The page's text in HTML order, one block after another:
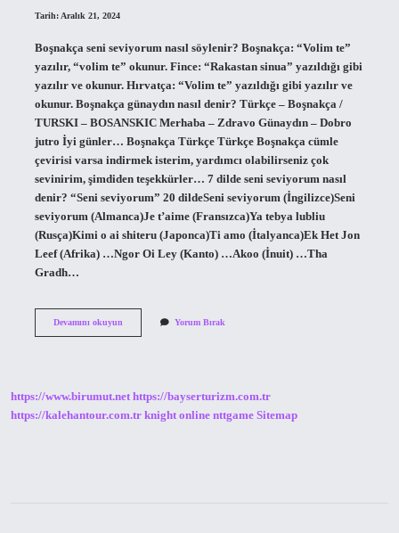
Tarih: Aralık 21, 2024
Boşnakça seni seviyorum nasıl söylenir? Boşnakça: “Volim te”
yazılır, “volim te” okunur. Fince: “Rakastan sinua” yazıldığı gibi
yazılır ve okunur. Hırvatça: “Volim te” yazıldığı gibi yazılır ve
okunur. Boşnakça günaydın nasıl denir? Türkçe – Boşnakça /
TURSKI – BOSANSKIC Merhaba – Zdravo Günaydın – Dobro
jutro İyi günler… Boşnakça Türkçe Türkçe Boşnakça cümle
çevirisi varsa indirmek isterim, yardımcı olabilirseniz çok
sevinirim, şimdiden teşekkürler… 7 dilde seni seviyorum nasıl
denir? “Seni seviyorum” 20 dildeSeni seviyorum (İngilizce)Seni
seviyorum (Almanca)Je t’aime (Fransızca)Ya tebya lubliu
(Rusça)Kimi o ai shiteru (Japonca)Ti amo (İtalyanca)Ek Het Jon
Leef (Afrika) …Ngor Oi Ley (Kanto) …Akoo (İnuit) …Tha
Gradh…
Devamını okuyunBoşnakça
Yorum Bırak
https://www.birumut.net https://bayserturizm.com.tr
https://kalehantour.com.tr knight online nttgame Sitemap